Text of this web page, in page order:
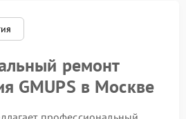
ремонт
GMUPS в Москве